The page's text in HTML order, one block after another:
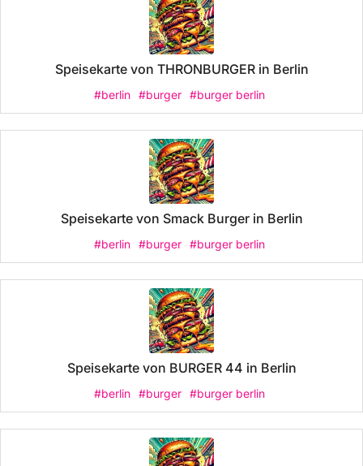
Speisekarte von THRONBURGER in Berlin
#berlin #burger #burger berlin
Speisekarte von Smack Burger in Berlin
#berlin #burger #burger berlin
Speisekarte von BURGER 44 in Berlin
#berlin #burger #burger berlin